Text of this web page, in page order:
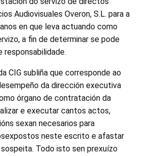
Audiovisuales Overon, S.L. para a
en que leva actuando como
a fin de determinar se pode
responsabilidade.
CIG subliña que corresponde ao
da dirección executiva
órgano de contratación da
e executar cantos actos,
sexan necesarios para
neste escrito e afastar
Todo isto sen prexuízo